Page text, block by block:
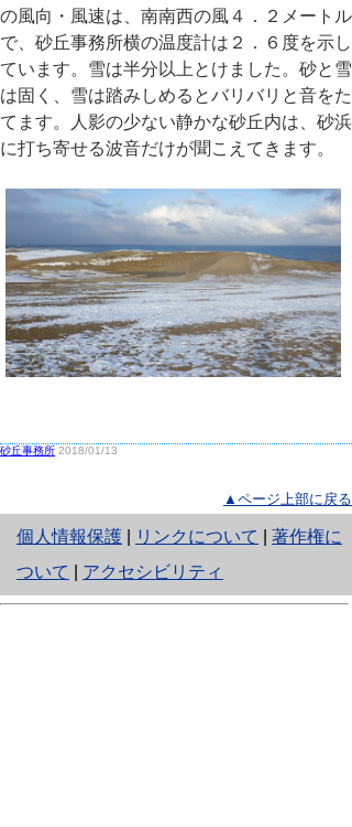
の風向・風速は、南南西の風４．２メートル
で、砂丘事務所横の温度計は２．６度を示し
ています。雪は半分以上とけました。砂と雪
は固く、雪は踏みしめるとバリバリと音をた
てます。人影の少ない静かな砂丘内は、砂浜
に打ち寄せる波音だけが聞こえてきます。
砂丘事務所 2018/01/13
▲ページ上部に戻る
個人情報保護
と
り
ネ
リンクについて
著作権に
ついて
アクセシビリティ